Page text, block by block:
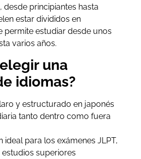
desde principiantes hasta
estar divididos en
permite estudiar desde unos
varios años.
una
idiomas?
y estructurado en japonés
tanto dentro como fuera
ideal para los exámenes JLPT,
superiores